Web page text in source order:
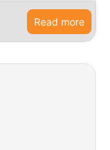
Read more